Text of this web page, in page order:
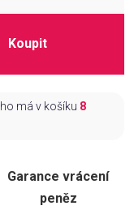
Koupit
má v košíku 8
Garance vrácení
peněz